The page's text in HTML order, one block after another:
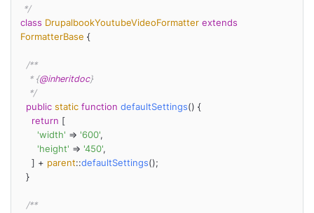
*/
class DrupalbookYoutubeVideoFormatter extends
FormatterBase {
/**
   * {
@inheritdoc}
   */
public static function defaultSettings() {
return [
'width' => '600',
'height' => '450',
    ] +
parent::defaultSettings();
/**